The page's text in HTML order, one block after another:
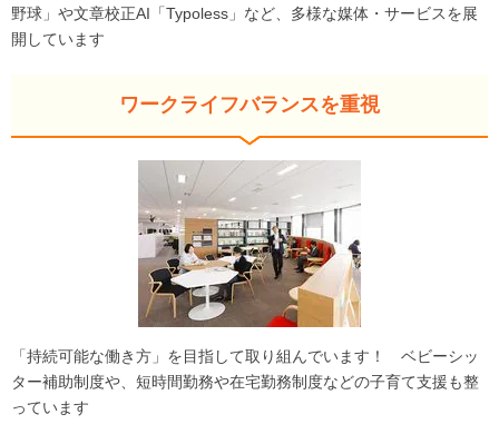
野球」や文章校正AI「Typoless」など、多様な媒体・サービスを展
開しています
ワークライフバランスを重視
「持続可能な働き方」を目指して取り組んでいます！ ベビーシッ
ター補助制度や、短時間勤務や在宅勤務制度などの子育て支援も整
っています